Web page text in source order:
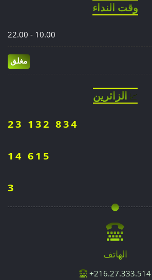
وقت النداء
10.00 - 22.00
مغلق
📈 الزائرين
23 132 834
14 615
3
الهاتف
216.27.333.514+